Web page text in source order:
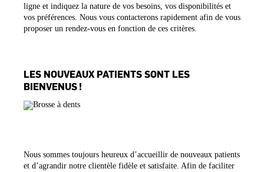
ligne et indiquez la nature de vos besoins, vos disponibilités et
vos préférences. Nous vous contacterons rapidement afin de vous
proposer un rendez-vous en fonction de ces critères.
LES NOUVEAUX PATIENTS SONT LES
BIENVENUS !
Nous sommes toujours heureux d’accueillir de nouveaux patients
et d’agrandir notre clientèle fidèle et satisfaite. Afin de faciliter